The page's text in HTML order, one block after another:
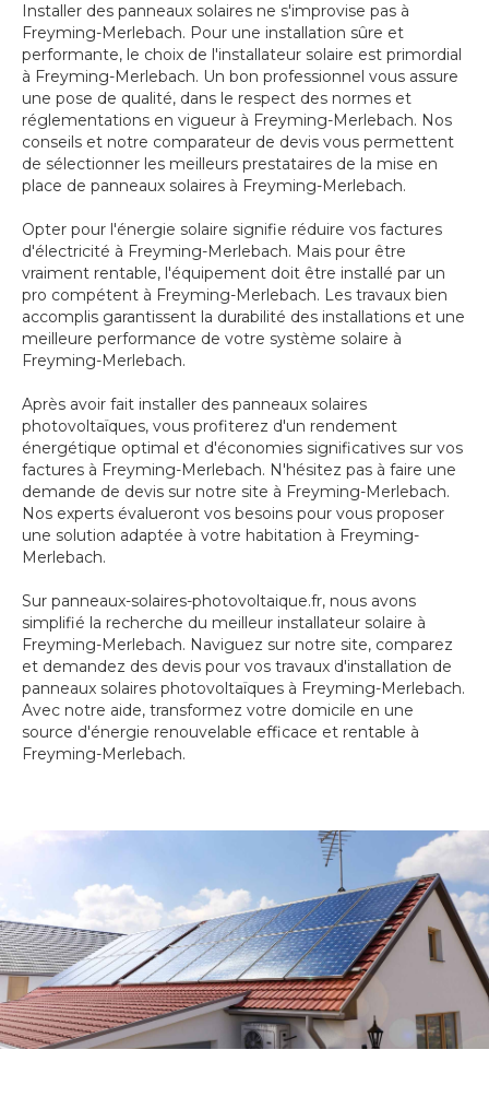
Installer des panneaux solaires ne s'improvise pas à
Freyming-Merlebach. Pour une installation sûre et
performante, le choix de l'installateur solaire est primordial
à Freyming-Merlebach. Un bon professionnel vous assure
une pose de qualité, dans le respect des normes et
réglementations en vigueur à Freyming-Merlebach. Nos
conseils et notre comparateur de devis vous permettent
de sélectionner les meilleurs prestataires de la mise en
place de panneaux solaires à Freyming-Merlebach.
Opter pour l'énergie solaire signifie réduire vos factures
d'électricité à Freyming-Merlebach. Mais pour être
vraiment rentable, l'équipement doit être installé par un
pro compétent à Freyming-Merlebach. Les travaux bien
accomplis garantissent la durabilité des installations et une
meilleure performance de votre système solaire à
Freyming-Merlebach.
Après avoir fait installer des panneaux solaires
photovoltaïques, vous profiterez d'un rendement
énergétique optimal et d'économies significatives sur vos
factures à Freyming-Merlebach. N'hésitez pas à faire une
demande de devis sur notre site à Freyming-Merlebach.
Nos experts évalueront vos besoins pour vous proposer
une solution adaptée à votre habitation à Freyming-
Merlebach.
Sur panneaux-solaires-photovoltaique.fr, nous avons
simplifié la recherche du meilleur installateur solaire à
Freyming-Merlebach. Naviguez sur notre site, comparez
et demandez des devis pour vos travaux d'installation de
panneaux solaires photovoltaïques à Freyming-Merlebach.
Avec notre aide, transformez votre domicile en une
source d'énergie renouvelable efficace et rentable à
Freyming-Merlebach.